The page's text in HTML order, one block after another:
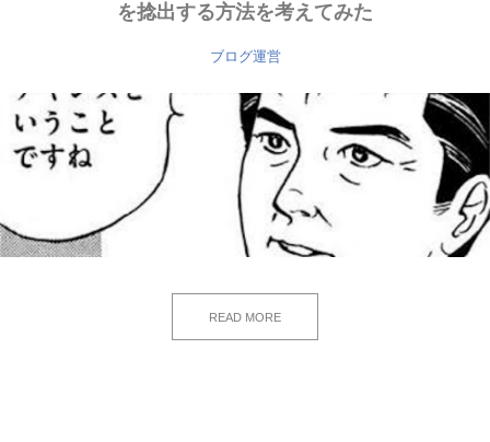
を捻出する方法を考えてみた
ブログ運営
READ MORE